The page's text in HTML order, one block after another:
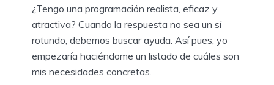
¿Tengo una programación realista, eficaz y
atractiva? Cuando la respuesta no sea un sí
rotundo, debemos buscar ayuda. Así pues, yo
empezaría haciéndome un listado de cuáles son
mis necesidades concretas.